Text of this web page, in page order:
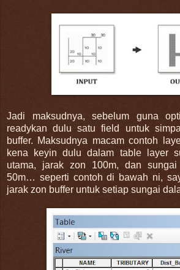
Jadi maksudnya, sebelum guna
readykan dulu satu field untuk
buffer. Maksudnya macam contoh
kena keyin dulu dalam table layer
utama, jarak zon 100m, dan
50m… seperti contoh di bawah ni,
jarak zon buffer untuk setiap sungai